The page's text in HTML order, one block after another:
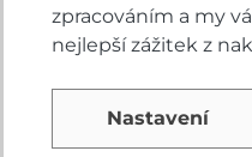
Komentáře k
zpracováním a my
nejlepší zážitek z
Nastavení